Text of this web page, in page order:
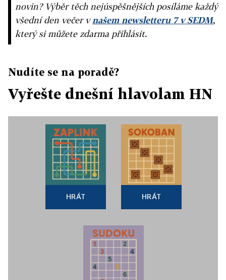
novin? Výběr těch nejúspěšnějších posíláme každý
všední den večer vnašem newsletteru 7 v SEDM,
který si můžete zdarma přihlásit.
Nudíte se na poradě?
Vyřešte dnešní hlavolam HN
HRÁT HRÁT